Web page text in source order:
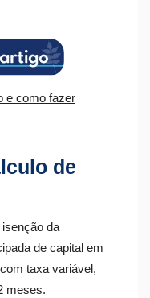
e como fazer
de
da
de capital em
taxa variável,
meses.